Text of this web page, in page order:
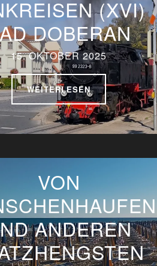
(XVI)
DOBERAN
15. OKTOBER 2025
WEITERLESEN
VON
ANDEREN